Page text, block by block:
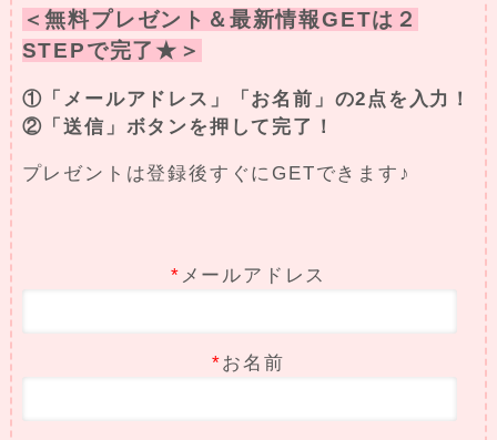
＜無料プレゼント＆最新情報GETは２
STEPで完了★＞
①「メールアドレス」「お名前」の2点を入力！
②「送信」ボタンを押して完了！
プレゼントは登録後すぐにGETできます♪
* メールアドレス
*お名前